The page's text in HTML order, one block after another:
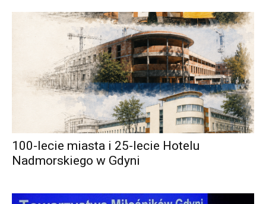
100-lecie miasta i 25-lecie Hotelu
Nadmorskiego w Gdyni